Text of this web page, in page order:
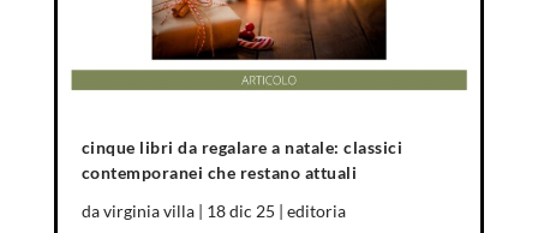
cinque libri da regalare a natale: classici
contemporanei che restano attuali
davirginia villa| 18 dic 25 | editoria